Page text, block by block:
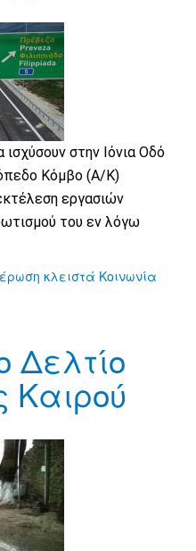
στην Ιόνια Οδό
Κόμβο (Α/Κ)
εργασιών
του εν λόγω
κλειστά Κοινωνία
Δελτίο
Καιρού